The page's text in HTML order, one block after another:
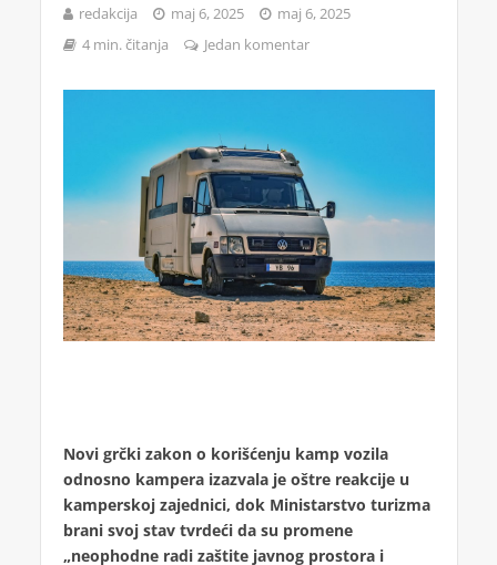
redakcija maj 6, 2025
maj 6, 2025
4 min. čitanja
Jedan komentar
Novi grčki zakon o korišćenju kamp vozila
odnosno kampera izazvala je oštre reakcije u
kamperskoj zajednici, dok Ministarstvo turizma
brani svoj stav tvrdeći da su promene
„neophodne radi zaštite javnog prostora i